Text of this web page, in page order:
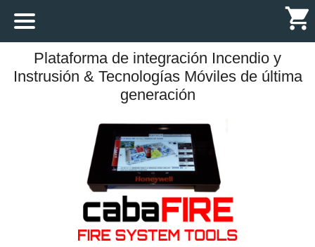
Inicio
Proyectos
Contacto
- en]
Plataforma de integración Incendio y
Instrusión & Tecnologías Móviles de última
generación